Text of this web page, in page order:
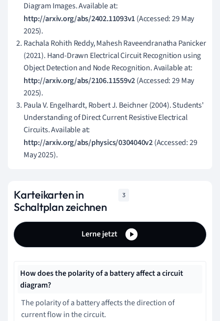
Diagram Images. Available at:
http://arxiv.org/abs/2402.11093v1(Accessed: 29 May
2025).
Rachala Rohith Reddy, Mahesh Raveendranatha Panicker
(2021). Hand-Drawn Electrical Circuit Recognition using
Object Detection and Node Recognition. Available at:
http://arxiv.org/abs/2106.11559v2(Accessed: 29 May
2025).
Paula V. Engelhardt, Robert J. Beichner (2004). Students'
Understanding of Direct Current Resistive Electrical
Circuits. Available at:
http://arxiv.org/abs/physics/0304040v2(Accessed: 29
May 2025).
Karteikarten in
Schaltplan zeichnen
3
Lerne jetzt
How does the polarity of a battery affect a circuit
diagram?
The polarity of a battery affects the direction of
current flow in the circuit.